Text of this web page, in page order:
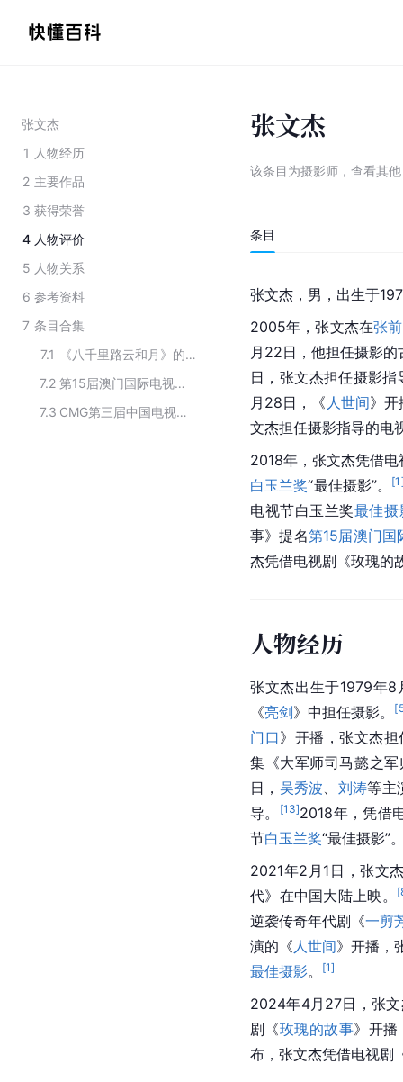
张文杰
1 人物经历
2 主要作品
3 获得荣誉
4 人物评价
5 人物关系
6 参考资料
7 条目合集
7.1
《八千里路云和月》的演职人员
7.2
第15届澳门国际电视节 “金莲花奖”提名名单
7.3
CMG第三届中国电视剧年度盛典获奖名单
张文杰
该条目为摄影师 ， 查看其
条目
张文杰，男，出生于
2005年，张文杰在张前
月22日，他担任摄影
日，张文杰担任摄影指
月28日，《 人世间》开
文杰担任摄影指导的电
2018年，张文杰凭借
白玉兰奖“最佳摄影”。 [1
电视节白玉兰奖最佳摄
事》提名第15届澳门国
杰凭借电视剧《玫瑰的
人物经历
张文杰出生于1979年8
《亮剑》中担任摄影。 [
门口》开播，张文杰担
集《大军师司马懿之
日， 吴秀波 刘涛等主
导。
[13]2018年，凭借
节白玉兰奖“最佳摄影”
2021年2月1日，张文
代》在中国大陆上映。
[
逆袭传奇年代剧《一剪
演的《 人世间》开播，
最佳摄影。 [1]
2024年4月27日，张
剧《玫瑰的故事》开播
布，张文杰凭借电视剧